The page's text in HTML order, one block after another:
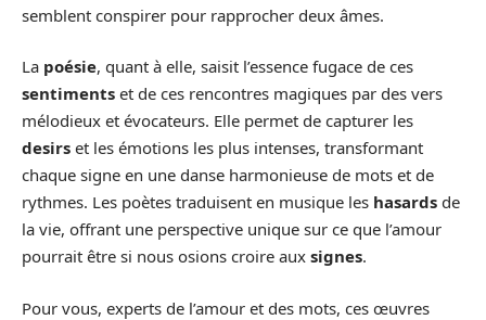
semblent conspirer pour rapprocher deux âmes.
La poésie, quant à elle, saisit l’essence fugace de ces
sentiments et de ces rencontres magiques par des vers
mélodieux et évocateurs. Elle permet de capturer les
desirs et les émotions les plus intenses, transformant
chaque signe en une danse harmonieuse de mots et de
rythmes. Les poètes traduisent en musique les hasards de
la vie, offrant une perspective unique sur ce que l’amour
pourrait être si nous osions croire aux signes.
Pour vous, experts de l’amour et des mots, ces œuvres